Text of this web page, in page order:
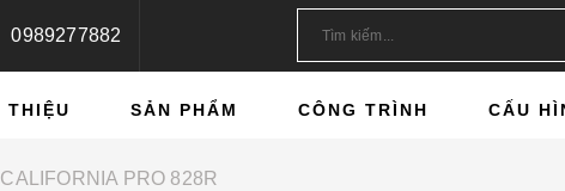
0989277882
THIỆU SẢN PHẨM CÔNG TRÌNH CẤU
PRO 828R